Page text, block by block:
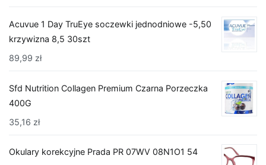
Acuvue 1 Day TruEye soczewki jednodniowe -5,50
krzywizna 8,5 30szt
89,99 zł
Sfd Nutrition Collagen Premium Czarna Porzeczka
400G
35,16 zł
Okulary korekcyjne Prada PR 07WV 08N1O1 54